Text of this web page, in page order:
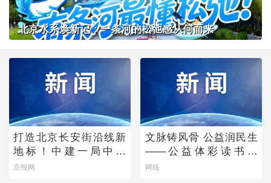
北京水系焕新记：一条河的松弛感从何而来
打造北京长安街沿线新
地标！中建一局中标
CBD核心区Z9地块项目
京报网
文脉铸风骨 公益润民生
——公益体彩读书会
《唐诗宋词中的功夫
网络